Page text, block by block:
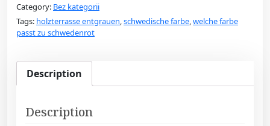
Category: Bez kategorii
Tags: holzterrasse entgrauen,schwedische farbe,welche farbe
passt zu schwedenrot
Description
Description